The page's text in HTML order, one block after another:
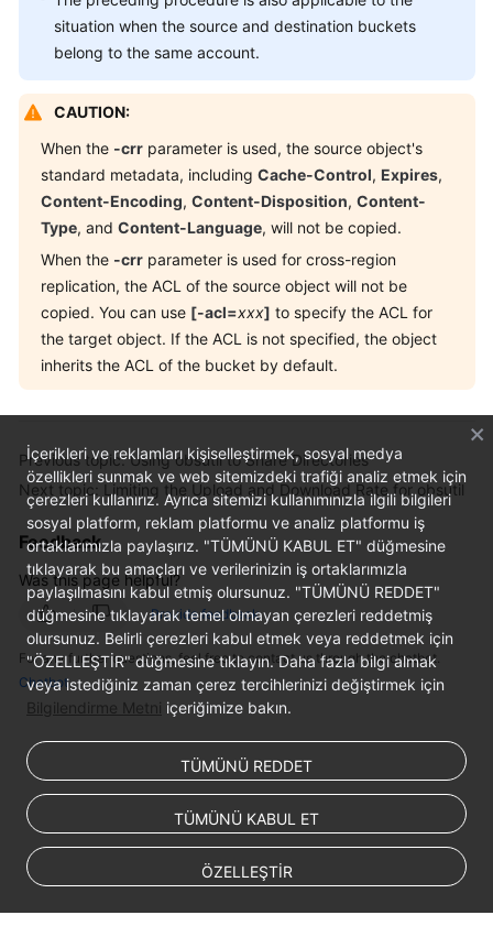
situation when the source and destination buckets
belong to the same account.
CAUTION:
When the -crr parameter is used, the source object's
standard metadata, including Cache-Control, Expires,
Content-Encoding, Content-Disposition, Content-
Type, and Content-Language, will not be copied.
When the -crr parameter is used for cross-region
replication, the ACL of the source object will not be
copied. You can use [-acl=xxx] to specify the ACL for
the target object. If the ACL is not specified, the object
inherits the ACL of the bucket by default.
Previous topic: Using obsutil to Share Directories
Next topic: Limiting the Upload and Download Rate for obsutil
Feedback
Was this page helpful?
Provide feedback
For any further questions, feel free to contact us through the chatbot.
Chatbot
İçerikleri ve reklamları kişiselleştirmek, sosyal medya
özellikleri sunmak ve web sitemizdeki trafiği analiz etmek için
çerezleri kullanırız. Ayrıca sitemizi kullanımınızla ilgili bilgileri
sosyal platform, reklam platformu ve analiz platformu iş
ortaklarımızla paylaşırız. "TÜMÜNÜ KABUL ET" düğmesine
tıklayarak bu amaçları ve verilerinizin iş ortaklarımızla
paylaşılmasını kabul etmiş olursunuz. "TÜMÜNÜ REDDET"
düğmesine tıklayarak temel olmayan çerezleri reddetmiş
olursunuz. Belirli çerezleri kabul etmek veya reddetmek için
"ÖZELLEŞTİR" düğmesine tıklayın. Daha fazla bilgi almak
veya istediğiniz zaman çerez tercihlerinizi değiştirmek için
Bilgilendirme Metni içeriğimize bakın.
TÜMÜNÜ REDDET
TÜMÜNÜ KABUL ET
ÖZELLEŞTİR